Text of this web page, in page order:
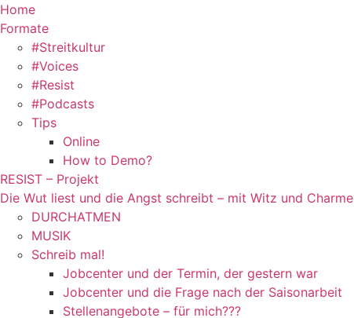
Home
Formate
#Streitkultur
#Voices
#Resist
#Podcasts
Tips
Online
How to Demo?
RESIST – Projekt
Die Wut liest und die Angst schreibt – mit Witz und Charme
DURCHATMEN
MUSIK
Schreib mal!
Jobcenter und der Termin, der gestern war
Jobcenter und die Frage nach der Saisonarbeit
Stellenangebote – für mich???